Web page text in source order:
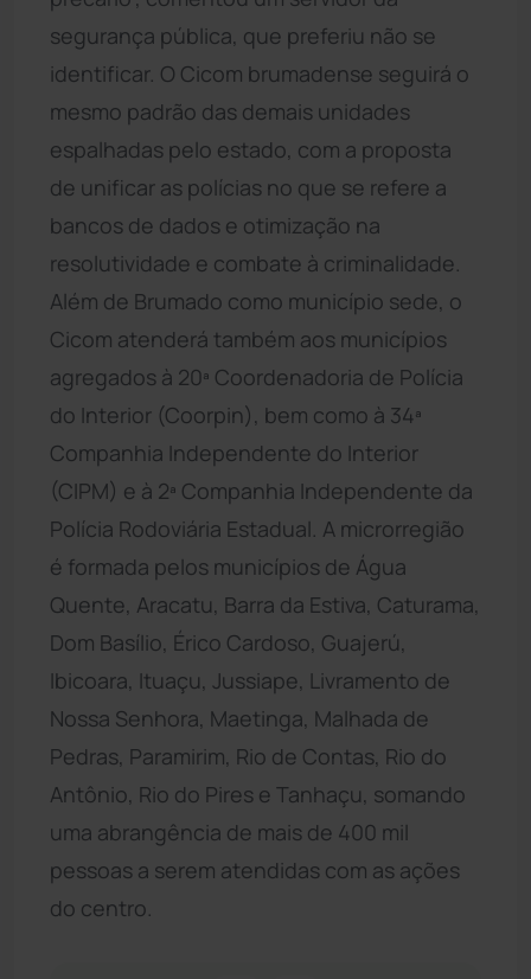
segurança pública, que preferiu não se
identificar. O Cicom brumadense seguirá o
mesmo padrão das demais unidades
espalhadas pelo estado, com a proposta
de unificar as polícias no que se refere a
bancos de dados e otimização na
resolutividade e combate à criminalidade.
Além de Brumado como município sede, o
Cicom atenderá também aos municípios
agregados à 20ª Coordenadoria de Polícia
do Interior (Coorpin), bem como à 34ª
Companhia Independente do Interior
(CIPM) e à 2ª Companhia Independente da
Polícia Rodoviária Estadual. A microrregião
é formada pelos municípios de Água
Quente, Aracatu, Barra da Estiva, Caturama,
Dom Basílio, Érico Cardoso, Guajerú,
Ibicoara, Ituaçu, Jussiape, Livramento de
Nossa Senhora, Maetinga, Malhada de
Pedras, Paramirim, Rio de Contas, Rio do
Antônio, Rio do Pires e Tanhaçu, somando
uma abrangência de mais de 400 mil
pessoas a serem atendidas com as ações
do centro.